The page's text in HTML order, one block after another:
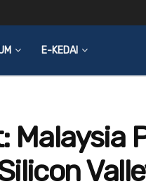
E-KEDAI
Malaysia